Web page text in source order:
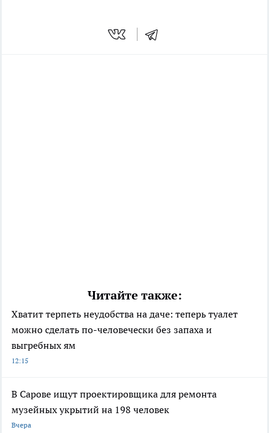
Читайте также:
Хватит терпеть неудобства на даче: теперь туалет
можно сделать по-человечески без запаха и
выгребных ям
12:15
В Сарове ищут проектировщика для ремонта
музейных укрытий на 198 человек
Вчера